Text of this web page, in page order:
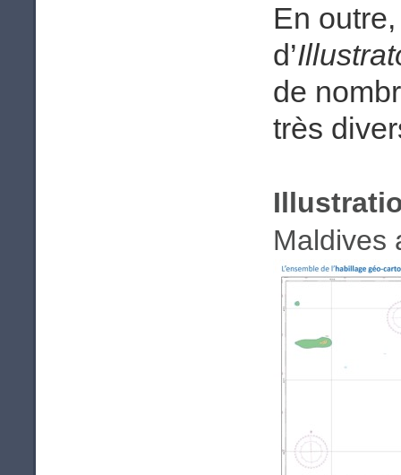
En
d’
de
très
Maldives